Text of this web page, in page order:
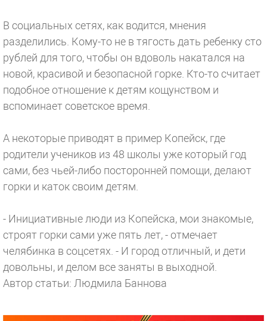
В социальных сетях, как водится, мнения
разделились. Кому-то не в тягость дать ребенку сто
рублей для того, чтобы он вдоволь накатался на
новой, красивой и безопасной горке. Кто-то считает
подобное отношение к детям кощунством и
вспоминает советское время.
А некоторые приводят в пример Копейск, где
родители учеников из 48 школы уже который год
сами, без чьей-либо посторонней помощи, делают
горки и каток своим детям.
- Инициативные люди из Копейска, мои знакомые,
строят горки сами уже пять лет, - отмечает
челябинка в соцсетях. - И город отличный, и дети
довольны, и делом все заняты в выходной.
Автор статьи: Людмила Баннова